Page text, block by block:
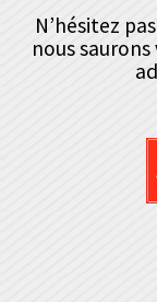
N’hésitez
nous